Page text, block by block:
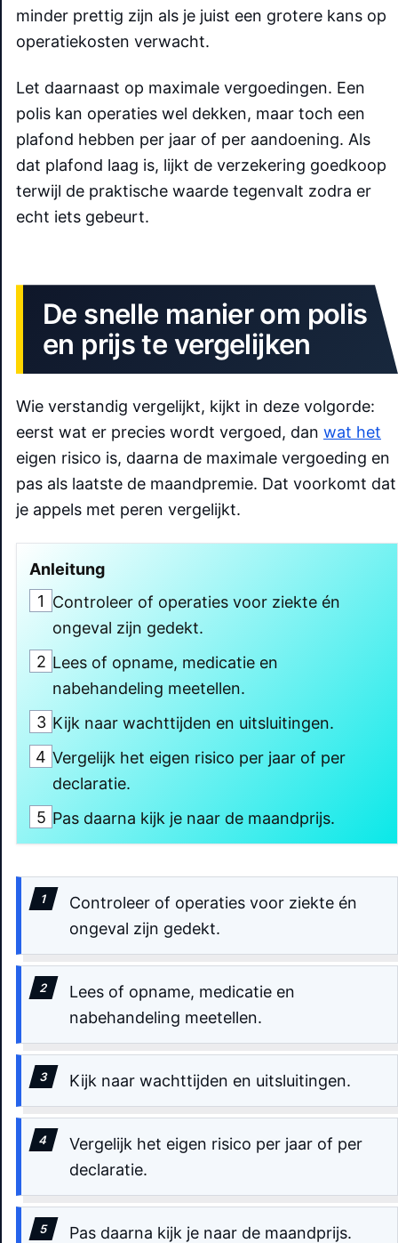
minder prettig zijn als je juist een grotere kans op
operatiekosten verwacht.
Let daarnaast op maximale vergoedingen. Een
polis kan operaties wel dekken, maar toch een
plafond hebben per jaar of per aandoening. Als
dat plafond laag is, lijkt de verzekering goedkoop
terwijl de praktische waarde tegenvalt zodra er
echt iets gebeurt.
De snelle manier om polis
en prijs te vergelijken
Wie verstandig vergelijkt, kijkt in deze volgorde:
eerst wat er precies wordt vergoed, dan wat het
eigen risico is, daarna de maximale vergoeding en
pas als laatste de maandpremie. Dat voorkomt dat
je appels met peren vergelijkt.
Anleitung
1 Controleer of operaties voor ziekte én
ongeval zijn gedekt.
2 Lees of opname, medicatie en
nabehandeling meetellen.
3 Kijk naar wachttijden en uitsluitingen.
4 Vergelijk het eigen risico per jaar of per
declaratie.
5 Pas daarna kijk je naar de maandprijs.
Controleer of operaties voor ziekte én
ongeval zijn gedekt.
Lees of opname, medicatie en
nabehandeling meetellen.
Kijk naar wachttijden en uitsluitingen.
Vergelijk het eigen risico per jaar of per
declaratie.
Pas daarna kijk je naar de maandprijs.